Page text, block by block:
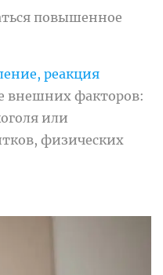
повышенное
реакция
внешних факторов:
или
физических